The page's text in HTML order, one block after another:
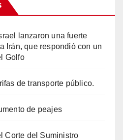
lanzaron una fuerte
Irán, que respondió con un
Golfo
de transporte público.
de peajes
Corte del Suministro